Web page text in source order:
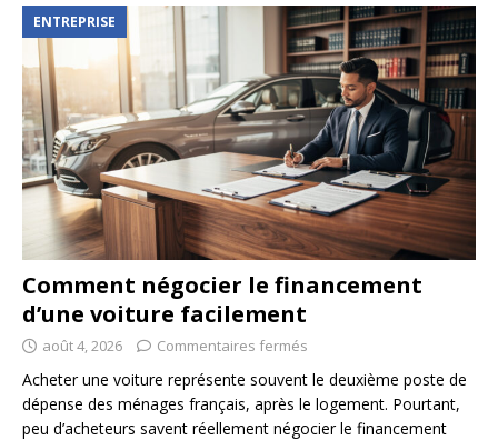
ENTREPRISE
Comment négocier le financement
d’une voiture facilement
août 4, 2026 Commentaires fermés
Acheter une voiture représente souvent le deuxième poste de
dépense des ménages français, après le logement. Pourtant,
peu d’acheteurs savent réellement négocier le financement